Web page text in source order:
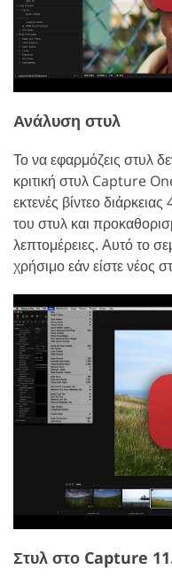
Ανάλυση στυλ
Το να εφαρμόζεις στυλ
κριτική στυλ Capture
εκτενές βίντεο
του στυλ και
λεπτομέρειες. Αυτό το
χρήσιμο εάν είστε νέος
Στυλ στο Capture